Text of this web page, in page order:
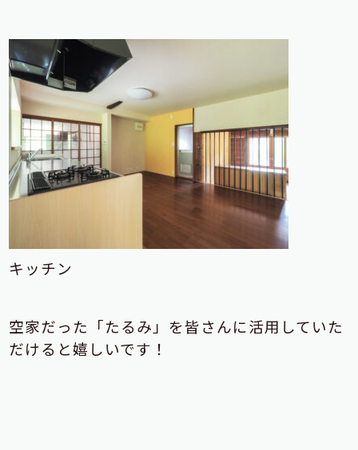
キッチン
空家だった「たるみ」を皆さんに活用していた
だけると嬉しいです！